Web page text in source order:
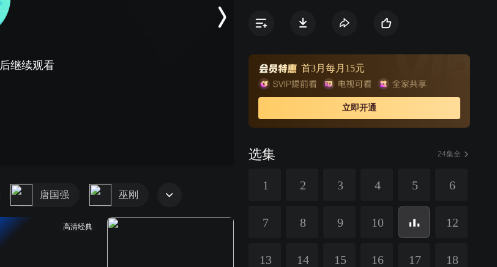
后继续观看 首3月每月15元
立即开通
选集 24集全
1 2 3 4 5 6
7 8 9 10 12
13 14 15 16 17 18
唐国强 巫刚
高清经典